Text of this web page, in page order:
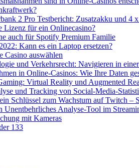
2 Pro Testbericht: Zusatzakku und 4
Lizenz für ein Onlinecasino?
auch für Spotify Premium Familie
Kann es ein Laptop ersetzen?
Casino auswählen
und Verkehrsrecht: Navigieren in
in Online-Casinos: Wie Ihre Daten
Virtual Reality und Augmented
und Tracking von Social-Media-
Schlüssel zum Wachstum auf Twitch –
Unentbehrliches Analyse-Tool im
mit Kameras
133